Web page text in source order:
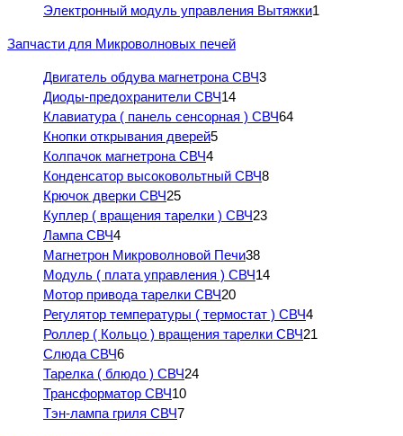
Электронный модуль управления Вытяжки1
Запчасти для Микроволновых печей
Двигатель обдува магнетрона СВЧ3
Диоды-предохранители СВЧ14
Клавиатура ( панель сенсорная ) СВЧ64
Кнопки открывания дверей5
Колпачок магнетрона СВЧ4
Конденсатор высоковольтный СВЧ8
Крючок дверки СВЧ25
Куплер ( вращения тарелки ) СВЧ23
Лампа СВЧ4
Магнетрон Микроволновой Печи38
Модуль ( плата управления ) СВЧ14
Мотор привода тарелки СВЧ20
Регулятор температуры ( термостат ) СВЧ4
Роллер ( Кольцо ) вращения тарелки СВЧ21
Слюда СВЧ6
Тарелка ( блюдо ) СВЧ24
Трансформатор СВЧ10
Тэн-лампа гриля СВЧ7